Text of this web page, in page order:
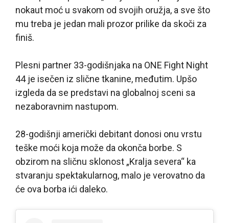
nokaut moć u svakom od svojih oružja, a sve što
mu treba je jedan mali prozor prilike da skoči za
finiš.
Plesni partner 33-godišnjaka na ONE Fight Night
44 je isečen iz slične tkanine, međutim. Upšo
izgleda da se predstavi na globalnoj sceni sa
nezaboravnim nastupom.
28-godišnji američki debitant donosi onu vrstu
teške moći koja može da okonča borbe. S
obzirom na sličnu sklonost „Kralja severa“ ka
stvaranju spektakularnog, malo je verovatno da
će ova borba ići daleko.